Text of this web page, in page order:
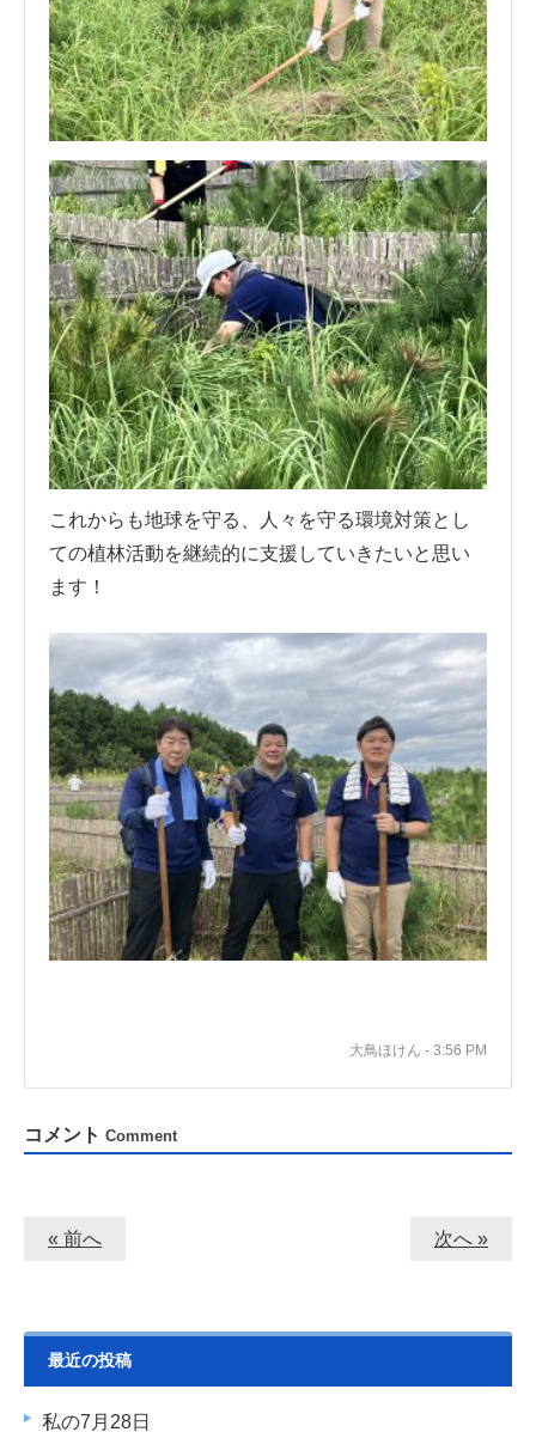
これからも地球を守る、人々を守る環境対策とし
ての植林活動を継続的に支援していきたいと思い
ます！
大鳥ほけん - 3:56 PM
コメント Comment
次へ »
« 前へ
最近の投稿
私の7月28日